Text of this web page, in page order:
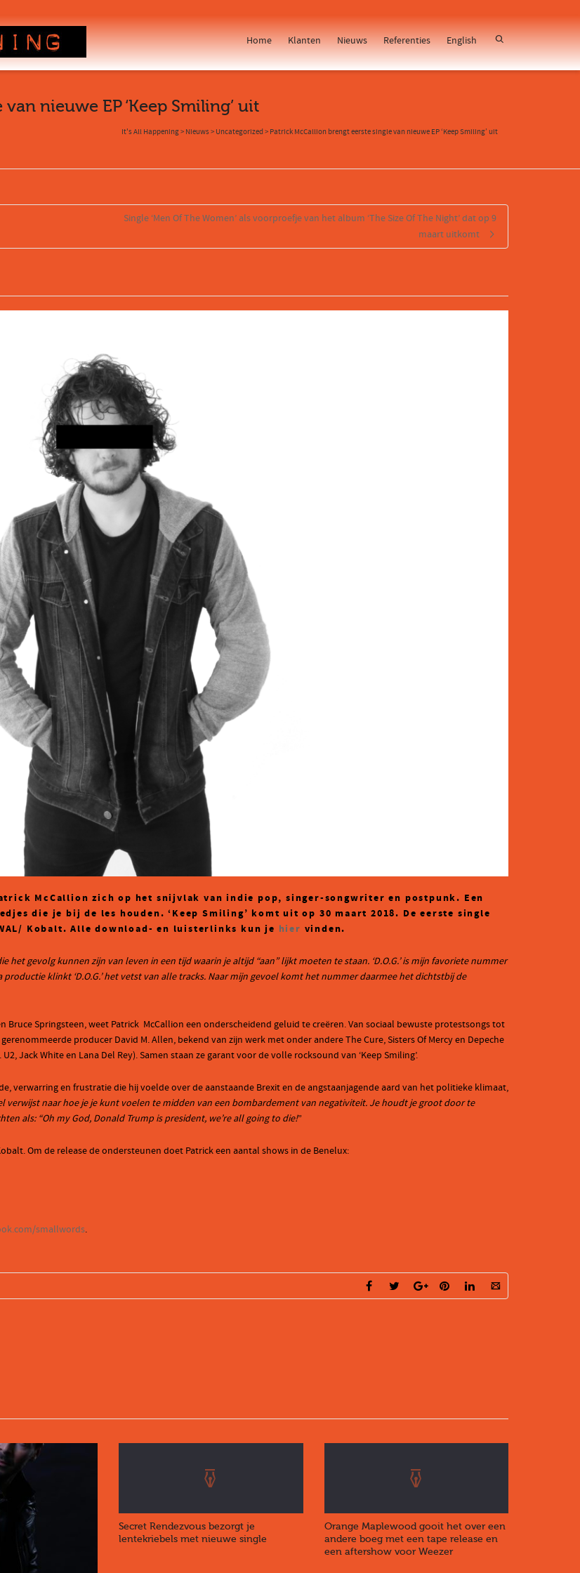
Home Klanten Nieuws Referenties English
nieuwe EP ‘Keep Smiling’ uit
It's All Happening> Nieuws> Uncategorized> Patrick McCallion brengt eerste single van nieuwe EP ‘Keep Smiling’ uit
Single ‘Men Of The Women’ als voorproefje van het album ‘The Size Of The Night’ dat op 9
maart uitkomt
McCallion zich op het snijvlak van indie pop, singer-songwriter en postpunk. Een
die je bij de les houden. ‘Keep Smiling’ komt uit op 30 maart 2018. De eerste single
Kobalt. Alle download- en luisterlinks kun je hier vinden.
het gevolg kunnen zijn van leven in een tijd waarin je altijd “aan” lijkt moeten te staan. ‘D.O.G.’ is mijn favoriete nummer
klinkt ‘D.O.G.’ het vetst van alle tracks. Naar mijn gevoel komt het nummer daarmee het dichtstbij de
Springsteen, weet Patrick McCallion een onderscheidend geluid te creëren. Van sociaal bewuste protestsongs tot
producer David M. Allen, bekend van zijn werk met onder andere The Cure, Sisters Of Mercy en Depeche
Jack White en Lana Del Rey). Samen staan ze garant voor de volle rocksound van ‘Keep Smiling’.
verwarring en frustratie die hij voelde over de aanstaande Brexit en de angstaanjagende aard van het politieke klimaat,
verwijst naar hoe je je kunt voelen te midden van een bombardement van negativiteit. Je houdt je groot door te
als: “Oh my God, Donald Trump is president, we’re all going to die!”
Om de release de ondersteunen doet Patrick een aantal shows in de Benelux:
smallwords.
Secret Rendezvous bezorgt je
lentekriebels met nieuwe single
Orange Maplewood gooit het over een
andere boeg met een tape release en
een aftershow voor Weezer